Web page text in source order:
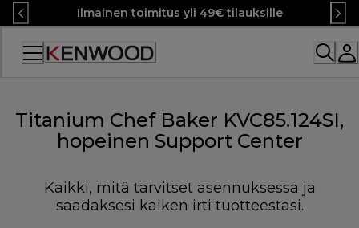
Skip
to
Content
Ilmainen toimitus yli 49€ tilauksille
Titanium Chef Baker KVC85.124SI,
hopeinen Support Center
Kaikki, mitä tarvitset asennuksessa ja
saadaksesi kaiken irti tuotteestasi.